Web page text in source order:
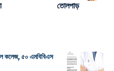
তোলপাড়
কলেজ, ৫০ এমবিবিএস